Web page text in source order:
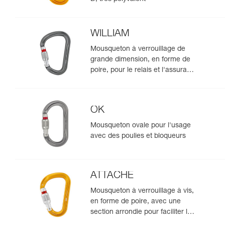
WILLIAM
Mousqueton à verrouillage de
grande dimension, en forme de
poire, pour le relais et l'assurage
OK
Mousqueton ovale pour l'usage
avec des poulies et bloqueurs
ATTACHE
Mousqueton à verrouillage à vis,
en forme de poire, avec une
section arrondie pour faciliter le